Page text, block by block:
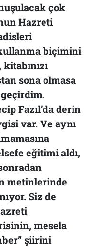
çok
Hazreti
biçimini
sona olmasa
Fazıl’da derin
var. Ve aynı
eğitimi aldı,
metinlerinde
Siz de
mesela
şiirini